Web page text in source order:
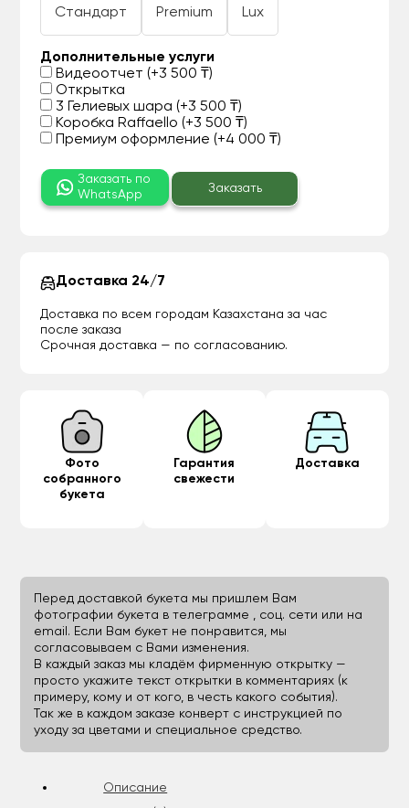
Стандарт Premium Lux
Дополнительные услуги
Видеоотчет (+3 500 ₸)
Открытка
3 Гелиевых шара (+3 500 ₸)
Коробка Raffaello (+3 500 ₸)
Премиум оформление (+4 000 ₸)
Заказать по
WhatsApp
Заказать
Доставка 24/7
Доставка по всем городам Казахстана за час
после заказа
Срочная доставка — по согласованию.
Фото
собранного
букета
Гарантия
свежести
Доставка
Перед доставкой букета мы пришлем Вам
фотографии букета в телеграмме , соц. сети или на
email. Если Вам букет не понравится, мы
согласовываем с Вами изменения.
В каждый заказ мы кладём фирменную открытку —
просто укажите текст открытки в комментариях (к
примеру, кому и от кого, в честь какого события).
Так же в каждом заказе конверт с инструкцией по
уходу за цветами и специальное средство.
Описание